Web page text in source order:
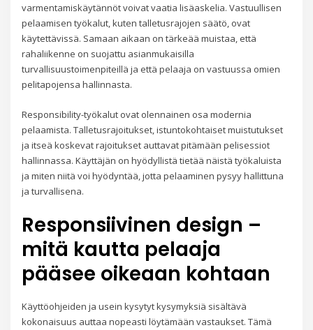
varmentamiskäytännöt voivat vaatia lisäaskelia. Vastuullisen
pelaamisen työkalut, kuten talletusrajojen säätö, ovat
käytettävissä. Samaan aikaan on tärkeää muistaa, että
rahaliikenne on suojattu asianmukaisilla
turvallisuustoimenpiteillä ja että pelaaja on vastuussa omien
pelitapojensa hallinnasta.
Responsibility-työkalut ovat olennainen osa modernia
pelaamista. Talletusrajoitukset, istuntokohtaiset muistutukset
ja itseä koskevat rajoitukset auttavat pitämään pelisessiot
hallinnassa. Käyttäjän on hyödyllistä tietää näistä työkaluista
ja miten niitä voi hyödyntää, jotta pelaaminen pysyy hallittuna
ja turvallisena.
Responsiivinen design –
mitä kautta pelaaja
pääsee oikeaan kohtaan
Käyttöohjeiden ja usein kysytyt kysymyksiä sisältävä
kokonaisuus auttaa nopeasti löytämään vastaukset. Tämä